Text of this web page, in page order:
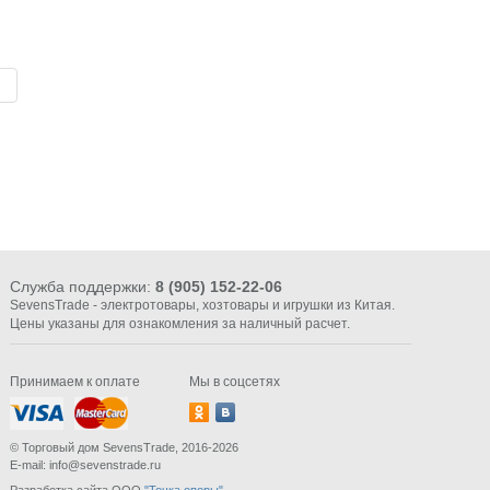
Служба поддержки: 8 (905) 152-22-06
SevensTrade - электротовары, хозтовары и игрушки из Китая.
Цены указаны для ознакомления за наличный расчет.
Принимаем к оплате Мы в соцсетях
© Торговый дом SevensTrade, 2016-2026
E-mail: info@sevenstrade.ru